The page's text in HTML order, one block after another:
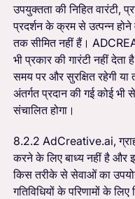
उपयुक्तता की निहित वारंटी,
प्रदर्शन के क्रम से उत्पन्न होने
तक सीमित नहीं हैं।
भी प्रकार की गारंटी नहीं
समय पर और सुरक्षित रहेगी
अंतर्गत प्रदान की गई कोई भी
संचालित होगा।
8.2.2 AdCreative.ai,
करने के लिए बाध्य नहीं है और
किस तरीके से सेवाओं का
गतिविधियों के परिणामों के